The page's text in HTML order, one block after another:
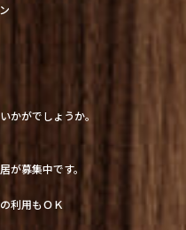
かがでしょうか。
募集中です。
利用もＯＫ